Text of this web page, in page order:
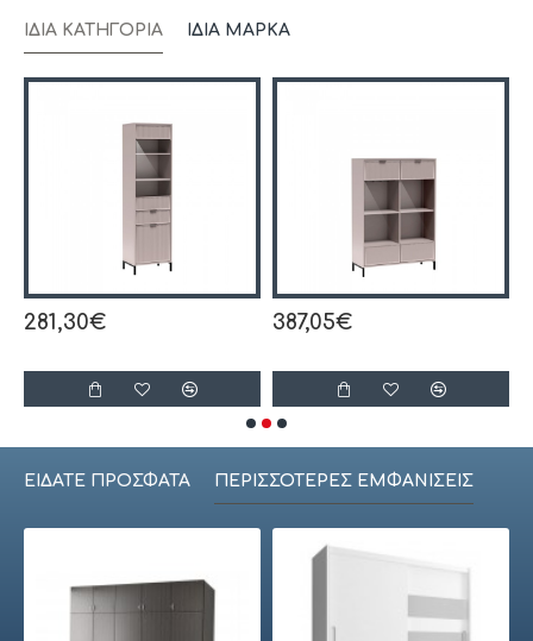
ΊΔΙΑ ΚΑΤΗΓΟΡΊΑ ΊΔΙΑ ΜΆΡΚΑ
281,30€
387,05€
ΕΊΔΑΤΕ ΠΡΌΣΦΑΤΑ ΠΕΡΙΣΣΌΤΕΡΕΣ ΕΜΦΑΝΊΣΕΙΣ